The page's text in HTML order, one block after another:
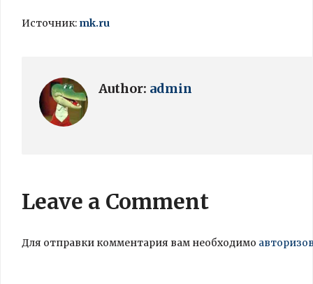
Источник: mk.ru
Author: admin
Leave a Comment
Для отправки комментария вам необходимо